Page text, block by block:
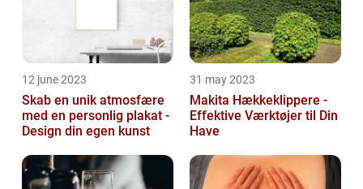
12 june 2023
Skab en unik atmosfære
med en personlig plakat -
Design din egen kunst
31 may 2023
Makita Hækkeklippere -
Effektive Værktøjer til Din
Have